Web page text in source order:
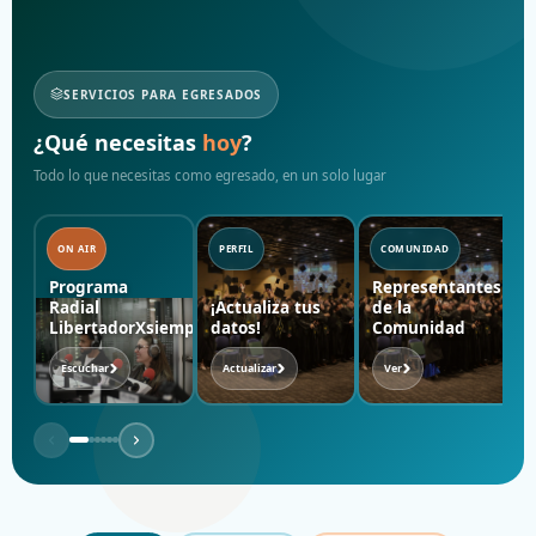
SERVICIOS PARA EGRESADOS
¿Qué necesitas hoy?
Todo lo que necesitas como egresado, en un solo lugar
ON AIR
Programa
Radial
LibertadorXsiempre
Escuchar
PERFIL
¡Actualiza tus
datos!
Actualizar
COMUNIDAD
Representantes
de la
Comunidad
Ver